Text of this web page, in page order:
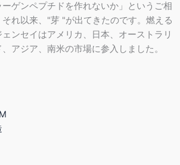
ゲンペプチドを作れないか」というご相
れ以来、"芽 "が出てきたのです。燃える
ンセイはアメリカ、日本、オーストラリ
アジア、南米の市場に参入しました。